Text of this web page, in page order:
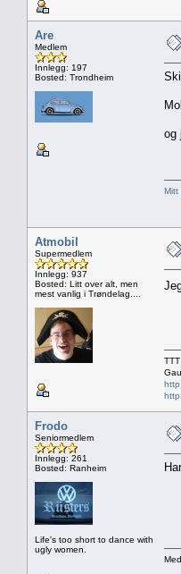
Are
Medlem
Innlegg: 197
Bosted: Trondheim
og
Mitt
Atmobil
Supermedlem
Innlegg: 937
Bosted: Litt over alt, men
mest vanlig i Trøndelag....
TTT
Frodo
Seniormedlem
Innlegg: 261
Bosted: Ranheim
Life's too short to dance with
ugly women.